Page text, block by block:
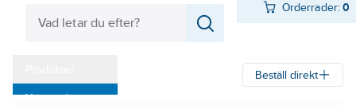
Orderrader:0
Varumärken
Beställ direkt